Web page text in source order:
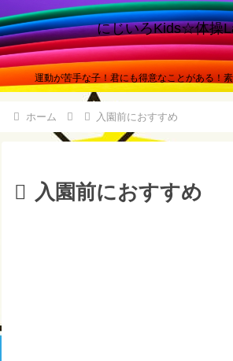
にじいろKids☆体操
運動が苦手な子！君にも得意なことがある！
ホーム 入園前におすすめ
入園前におすすめ